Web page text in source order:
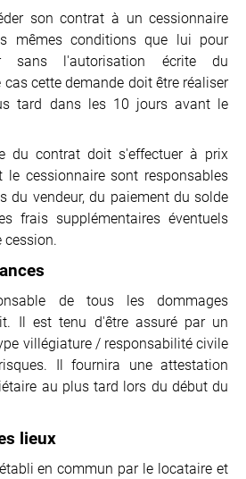
son contrat à un cessionnaire
mêmes conditions que lui pour
sans l'autorisation écrite du
cas cette demande doit être réaliser
tard dans les 10 jours avant le
du contrat doit s'effectuer à prix
le cessionnaire sont responsables
du vendeur, du paiement du solde
frais supplémentaires éventuels
cession.
de tous les dommages
Il est tenu d'être assuré par un
villégiature / responsabilité civile
Il fournira une attestation
au plus tard lors du début du
lieux
en commun par le locataire et